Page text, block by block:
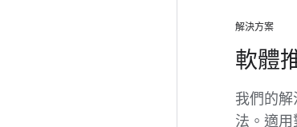
解決方案
軟體
我們的
法。適